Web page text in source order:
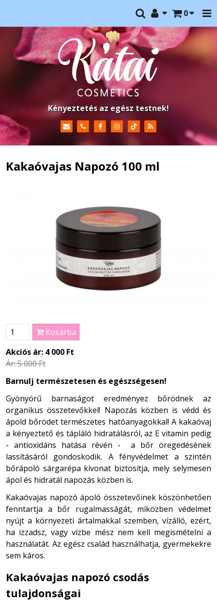
0
Kényeztetés az egész testnek!
Kakaóvajas Napozó 100 ml
Kosárba
Akciós ár: 4 000 Ft
Ár:5 000 Ft
Barnulj természetesen és egészségesen!
Gyönyörű barnaságot eredményez bőrödnek az
organikus összetevőkkel! Napozás közben is védd és
ápold bőrödet természetes hatóanyagokkal! A kakaóvaj
a kényeztető és tápláló hidratálásról, az E vitamin pedig
- antioxidáns hatása révén - a bőr öregedésének
lassításáról gondoskodik. A fényvédelmet a szintén
bőrápoló sárgarépa kivonat biztosítja, mely selymesen
ápol és hidratál napozás közben is.
Kakaóvajas napozó ápoló összetevőinek köszönhetően
fenntartja a bőr rugalmasságát, miközben védelmet
nyújt a környezeti ártalmakkal szemben, vízálló, ezért,
ha izzadsz, vagy vízbe mész nem kell megismételni a
használatát. Az egész család használhatja, gyermekekre
sem káros.
Kakaóvajas napozó csodás
tulajdonságai